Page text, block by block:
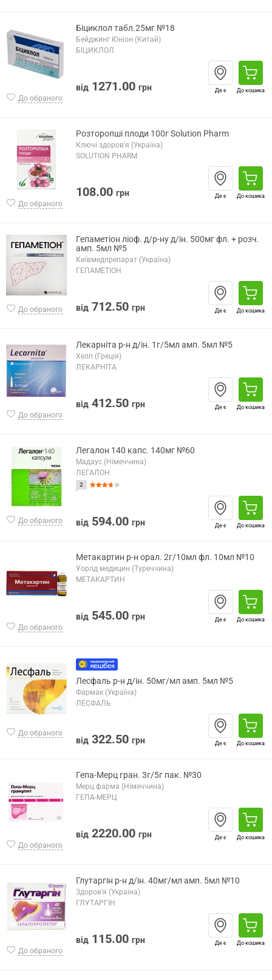
До обраного
Біциклол табл.25мг №18
Бейджинг Юніон (Китай)
БІЦИКЛОЛ
від 1271.00 грн Де є До кошика
До обраного
Розторопші плоди 100г Solution Pharm
Ключі здоров'я (Україна)
SOLUTION PHARM
108.00 грн Де є До кошика
До обраного
Гепаметіон ліоф. д/р-ну д/ін. 500мг фл. + розч.
амп. 5мл №5
Київмедпрепарат (Україна)
ГЕПАМЕТІОН
від 712.50 грн Де є До кошика
До обраного
Лекарніта р-н д/ін. 1г/5мл амп. 5мл №5
Хелп (Греція)
ЛЕКАРНІТА
від 412.50 грн Де є До кошика
До обраного
Легалон 140 капс. 140мг №60
Мадаус (Німеччина)
ЛЕГАЛОН
2
від 594.00 грн Де є До кошика
До обраного
Метакартин р-н орал. 2г/10мл фл. 10мл №10
Уорлд медицин (Туреччина)
МЕТАКАРТИН
від 545.00 грн Де є До кошика
До обраного
Лесфаль р-н д/ін. 50мг/мл амп. 5мл №5
Фармак (Україна)
ЛЕСФАЛЬ
від 322.50 грн Де є До кошика
До обраного
Гепа-Мерц гран. 3г/5г пак. №30
Мерц фарма (Німеччина)
ГЕПА-МЕРЦ
від 2220.00 грн Де є До кошика
До обраного
Глутаргін р-н д/ін. 40мг/мл амп. 5мл №10
Здоров'я (Україна)
ГЛУТАРГІН
від 115.00 грн Де є До кошика